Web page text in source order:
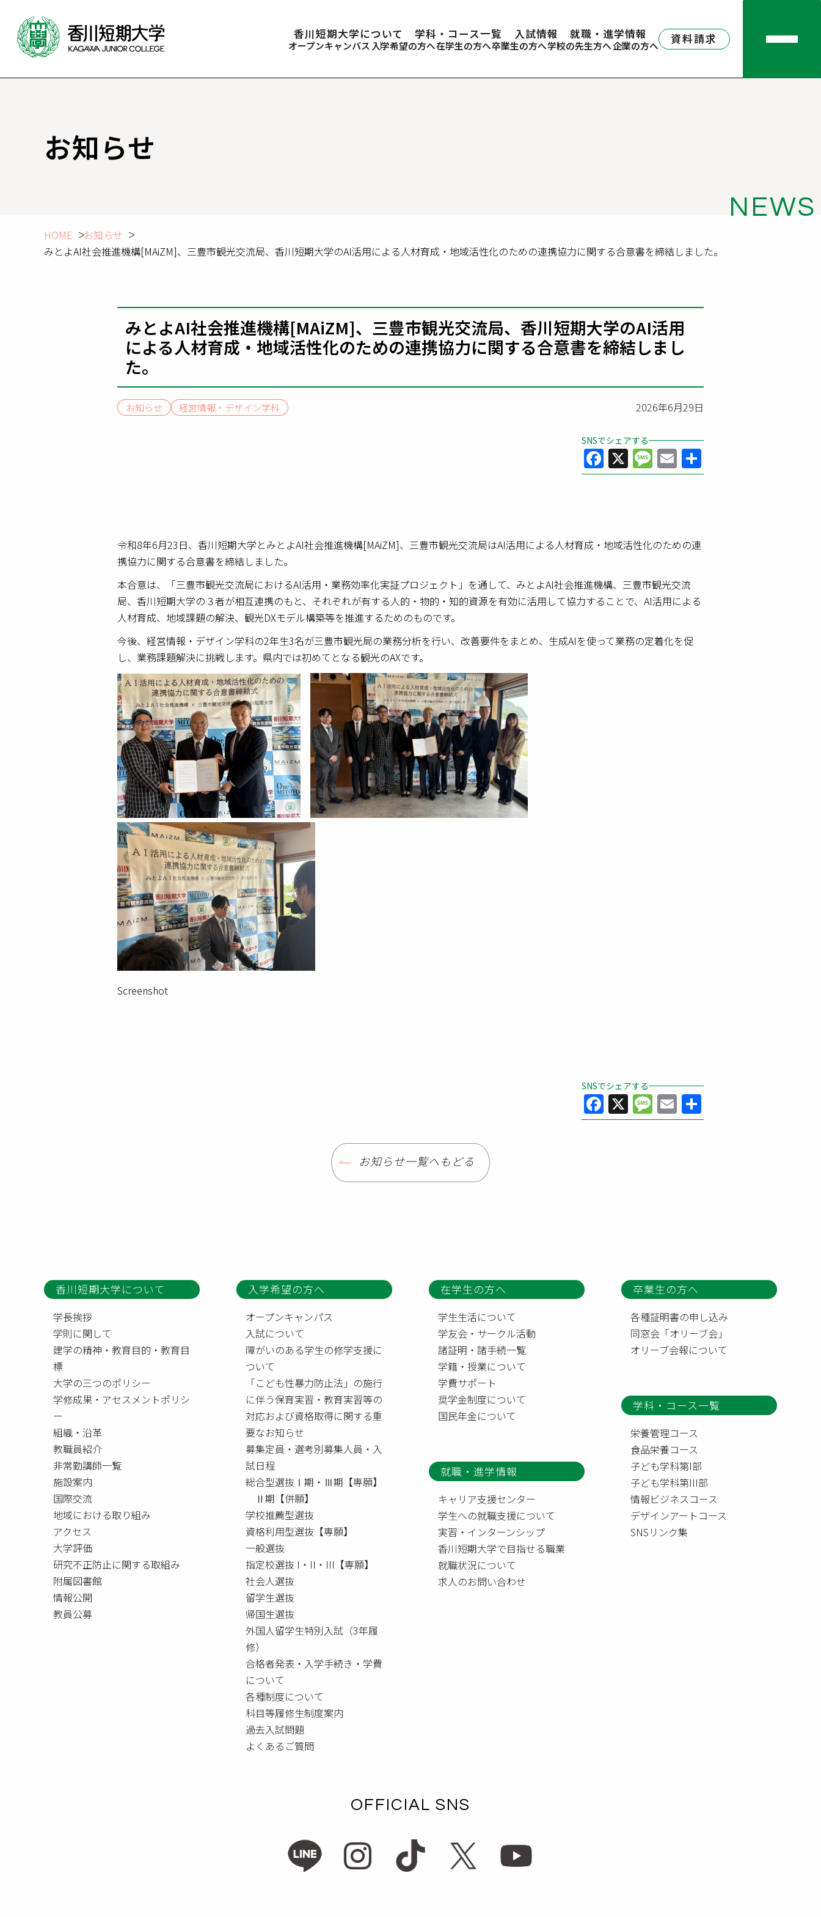
香川短期大学について 学科・コース一覧 入試情報 就職・進学情報
オープンキャンパス 入学希望の方へ在学生の方へ卒業生の方へ学校の先生方へ企業の方へ 資料請求
お知らせ
NEWS
HOME
お知らせ
みとよAI社会推進機構[MAiZM]、三豊市観光交流局、香川短期大学のAI活用による人材育成・地域活性化のための連携協力に関する合意書を締結しました。
みとよAI社会推進機構[MAiZM]、三豊市観光交流局、香川短期大学のAI活用
による人材育成・地域活性化のための連携協力に関する合意書を締結しまし
た。
お知らせ 経営情報・デザイン学科 2026年6月29日
SNSでシェアする
Facebook
X Message
Email
有
令和8年6月23日、香川短期大学とみとよAI社会推進機構[MAiZM]、三豊市観光交流局はAI活用による人材育成・地域活性化のための連
携協力に関する合意書を締結しました。
本合意は、「三豊市観光交流局におけるAI活用・業務効率化実証プロジェクト」を通して、みとよAI社会推進機構、三豊市観光交流
局、香川短期大学の３者が相互連携のもと、それぞれが有する人的・物的・知的資源を有効に活用して協力することで、AI活用による
人材育成、地域課題の解決、観光DXモデル構築等を推進するためのものです。
今後、経営情報・デザイン学科の2年生3名が三豊市観光局の業務分析を行い、改善要件をまとめ、生成AIを使って業務の定着化を促
し、業務課題解決に挑戦します。県内では初めてとなる観光のAXです。
Screenshot
SNSでシェアする
Facebook
X Message
Email
有
お知らせ一覧へもどる
香川短期大学について
学長挨拶
学則に関して
建学の精神・教育目的・教育目
標
大学の三つのポリシー
学修成果・アセスメントポリシ
ー
組織・沿革
教職員紹介
非常勤講師一覧
施設案内
国際交流
地域における取り組み
アクセス
大学評価
研究不正防止に関する取組み
附属図書館
情報公開
教員公募
入学希望の方へ
オープンキャンパス
入試について
障がいのある学生の修学支援に
ついて
「こども性暴力防止法」の施行
に伴う保育実習・教育実習等の
対応および資格取得に関する重
要なお知らせ
募集定員・選考別募集人員・入
試日程
総合型選抜Ⅰ期・Ⅲ期【専願】
Ⅱ期【併願】
学校推薦型選抜
資格利用型選抜【専願】
一般選抜
指定校選抜 I・II・III【専願】
社会人選抜
留学生選抜
帰国生選抜
外国人留学生特別入試（3年履
修）
合格者発表・入学手続き・学費
について
各種制度について
科目等履修生制度案内
過去入試問題
よくあるご質問
在学生の方へ
学生生活について
学友会・サークル活動
諸証明・諸手続一覧
学籍・授業について
学費サポート
奨学金制度について
国民年金について
卒業生の方へ
各種証明書の申し込み
同窓会「オリーブ会」
オリーブ会報について
学科・コース一覧
栄養管理コース
食品栄養コース
子ども学科第I部
子ども学科第III部
情報ビジネスコース
デザインアートコース
SNSリンク集
就職・進学情報
キャリア支援センター
学生への就職支援について
実習・インターンシップ
香川短期大学で目指せる職業
就職状況について
求人のお問い合わせ
OFFICIAL SNS